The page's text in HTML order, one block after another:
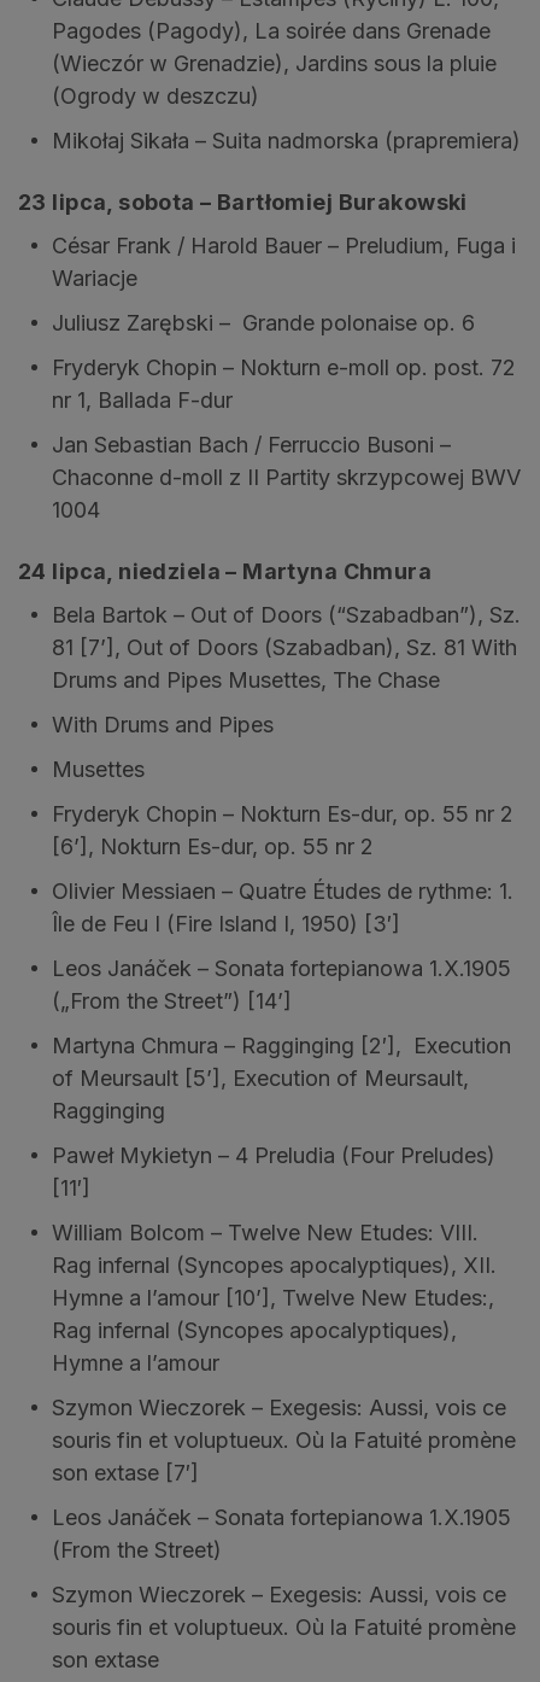
Pagodes (Pagody), La soirée dans Grenade
(Wieczór w Grenadzie), Jardins sous la pluie
(Ogrody w deszczu)
Mikołaj Sikała – Suita nadmorska (prapremiera)
23 lipca, sobota – Bartłomiej Burakowski
César Frank / Harold Bauer – Preludium, Fuga i
Wariacje
Juliusz Zarębski – Grande polonaise op. 6
Fryderyk Chopin – Nokturn e-moll op. post. 72
nr 1, Ballada F-dur
Jan Sebastian Bach / Ferruccio Busoni –
Chaconne d-moll z II Partity skrzypcowej BWV
1004
24 lipca, niedziela – Martyna Chmura
Bela Bartok – Out of Doors (“Szabadban”), Sz.
81 [7’], Out of Doors (Szabadban), Sz. 81 With
Drums and Pipes Musettes, The Chase
With Drums and Pipes
Musettes
Fryderyk Chopin – Nokturn Es-dur, op. 55 nr 2
[6’], Nokturn Es-dur, op. 55 nr 2
Olivier Messiaen – Quatre Études de rythme: 1.
Île de Feu I (Fire Island I, 1950) [3′]
Leos Janáček – Sonata fortepianowa 1.X.1905
(„From the Street”) [14’]
Martyna Chmura – Ragginging [2′], Execution
of Meursault [5’], Execution of Meursault,
Ragginging
Paweł Mykietyn – 4 Preludia (Four Preludes)
[11′]
William Bolcom – Twelve New Etudes: VIII.
Rag infernal (Syncopes apocalyptiques), XII.
Hymne a l’amour [10’], Twelve New Etudes:,
Rag infernal (Syncopes apocalyptiques),
Hymne a l’amour
Szymon Wieczorek – Exegesis: Aussi, vois ce
souris fin et voluptueux. Où la Fatuité promène
son extase [7′]
Leos Janáček – Sonata fortepianowa 1.X.1905
(From the Street)
Szymon Wieczorek – Exegesis: Aussi, vois ce
souris fin et voluptueux. Où la Fatuité promène
son extase